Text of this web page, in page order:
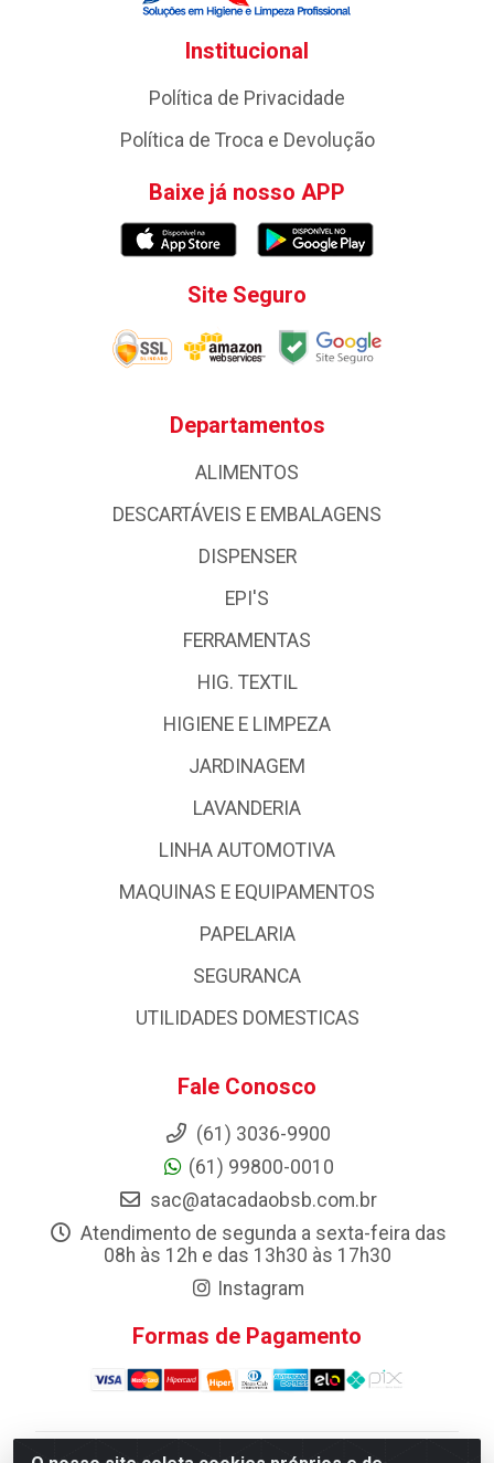
Institucional
Política de Privacidade
Política de Troca e Devolução
Baixe já nosso APP
Site Seguro
Departamentos
ALIMENTOS
DESCARTÁVEIS E EMBALAGENS
DISPENSER
EPI'S
FERRAMENTAS
HIG. TEXTIL
HIGIENE E LIMPEZA
JARDINAGEM
LAVANDERIA
LINHA AUTOMOTIVA
MAQUINAS E EQUIPAMENTOS
PAPELARIA
SEGURANCA
UTILIDADES DOMESTICAS
Fale Conosco
(61) 3036-9900
(61) 99800-0010
sac@atacadaobsb.com.br
Atendimento de segunda a sexta-feira das
08h às 12h e das 13h30 às 17h30
Instagram
Formas de Pagamento